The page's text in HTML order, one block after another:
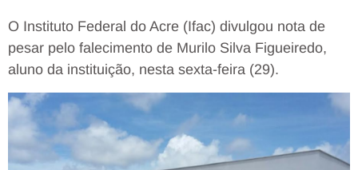
O Instituto Federal do Acre (Ifac) divulgou nota de
pesar pelo falecimento de Murilo Silva Figueiredo,
aluno da instituição, nesta sexta-feira (29).